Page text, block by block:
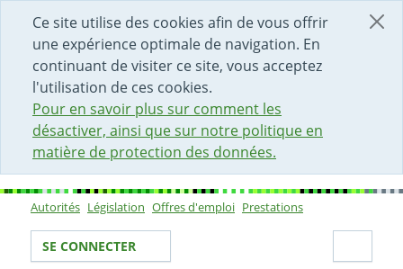
Ce site utilise des cookies afin de vous offrir
une expérience optimale de navigation. En
continuant de visiter ce site, vous acceptez
l'utilisation de ces cookies.
Pour en savoir plus sur comment les
désactiver, ainsi que sur notre politique en
matière de protection des données.
DÉBUT DU CONTENU DE LA PAGE
ACCÈS AU CHAMP DE RECHERCHE
PAGE D'ACCUEIL
FORMULAIRE DE CONTACT
Sous-navigation
Autorités Législation Offres d'emploi Prestations
Votre identité
SE CONNECTER